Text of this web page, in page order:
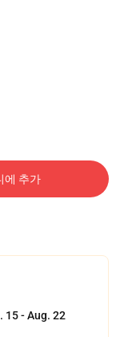
에 추가
15 - Aug. 22